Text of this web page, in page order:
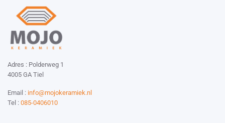
Adres : Polderweg 1
4005 GA Tiel
Email : info@mojokeramiek.nl
Tel : 085-0406010